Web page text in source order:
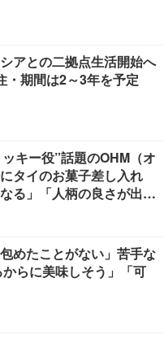
アとの二拠点生活開始へ
・期間は2～3年を予定
ッキー役”話題のOHM（オ
タイのお菓子差し入れ
る」「人柄の良さが出て
めたことがない」苦手な
らに美味しそう」「可